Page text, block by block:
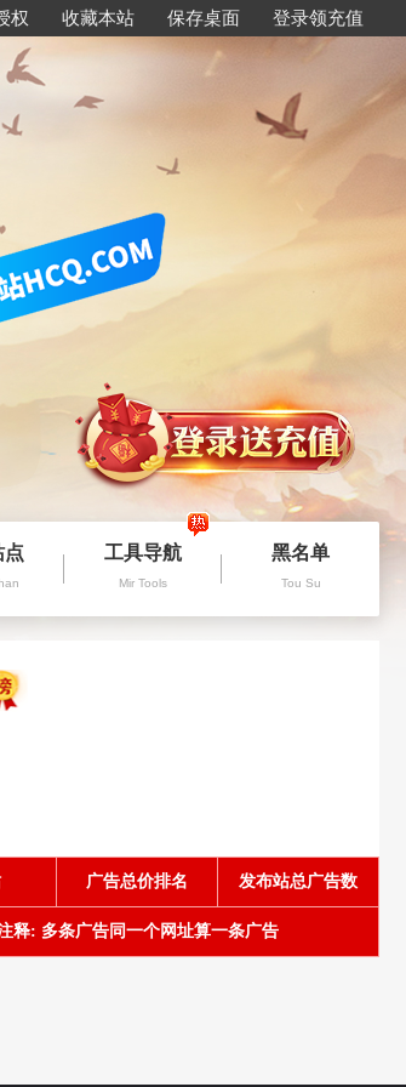
权 收藏本站 保存桌面 登录领充值
点 工具导航
Mir Tools
黑名单
Tou Su
广告总价排名 发布站总广告数
释: 多条广告同一个网址算一条广告